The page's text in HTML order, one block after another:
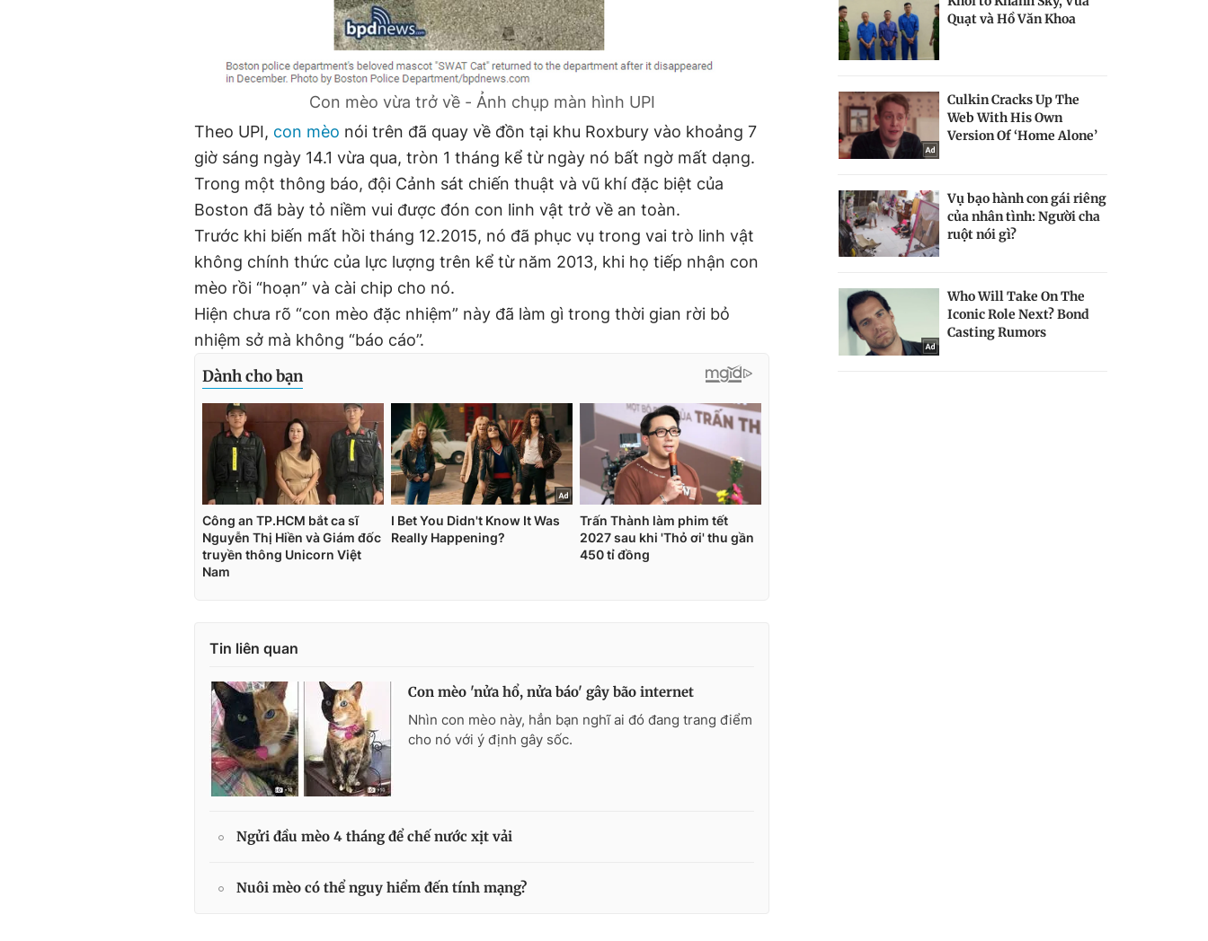
Con mèo vừa trở về - Ảnh chụp màn hình UPI
Theo UPI, con mèo nói trên đã quay về đồn tại khu Roxbury vào khoảng 7
giờ sáng ngày 14.1 vừa qua, tròn 1 tháng kể từ ngày nó bất ngờ mất dạng.
Trong một thông báo, đội Cảnh sát chiến thuật và vũ khí đặc biệt của
Boston đã bày tỏ niềm vui được đón con linh vật trở về an toàn.
Trước khi biến mất hồi tháng 12.2015, nó đã phục vụ trong vai trò linh vật
không chính thức của lực lượng trên kể từ năm 2013, khi họ tiếp nhận con
mèo rồi “hoạn” và cài chip cho nó.
Hiện chưa rõ “con mèo đặc nhiệm” này đã làm gì trong thời gian rời bỏ
nhiệm sở mà không “báo cáo”.
Tin liên quan
Con mèo 'nửa hổ, nửa báo' gây bão internet
Nhìn con mèo này, hẳn bạn nghĩ ai đó đang trang điểm
cho nó với ý định gây sốc.
Ngửi đầu mèo 4 tháng để chế nước xịt vải
Nuôi mèo có thể nguy hiểm đến tính mạng?